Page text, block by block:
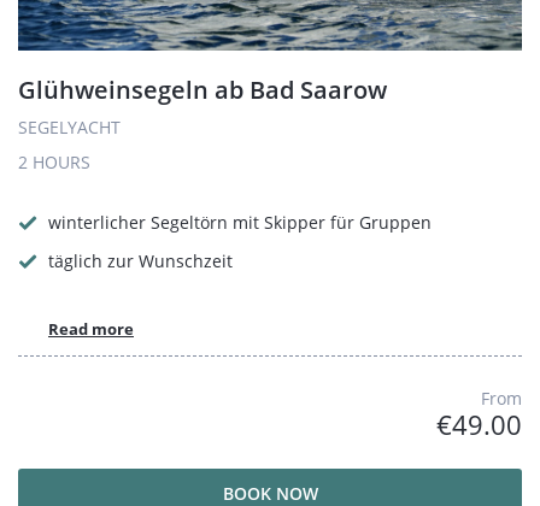
Glühweinsegeln ab Bad Saarow
SEGELYACHT
2 HOURS
winterlicher Segeltörn mit Skipper für Gruppen
täglich zur Wunschzeit
Read more
From
€49.00
BOOK NOW